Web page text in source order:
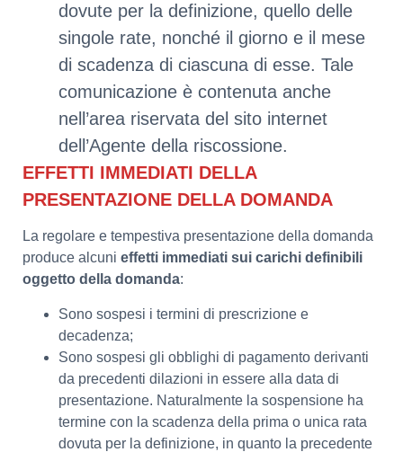
dovute per la definizione, quello delle
singole rate, nonché il giorno e il mese
di scadenza di ciascuna di esse. Tale
comunicazione è contenuta anche
nell’area riservata del sito internet
dell’Agente della riscossione.
EFFETTI IMMEDIATI DELLA
PRESENTAZIONE DELLA DOMANDA
La regolare e tempestiva presentazione della domanda
produce alcuni effetti immediati sui carichi definibili
oggetto della domanda:
Sono sospesi i termini di prescrizione e
decadenza;
Sono sospesi gli obblighi di pagamento derivanti
da precedenti dilazioni in essere alla data di
presentazione. Naturalmente la sospensione ha
termine con la scadenza della prima o unica rata
dovuta per la definizione, in quanto la precedente